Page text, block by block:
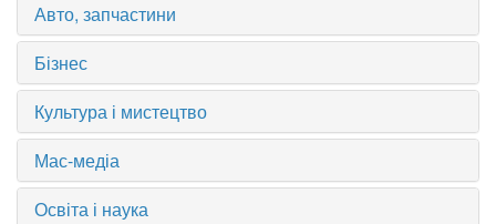
Авто, запчастини
Бізнес
Культура і мистецтво
Мас-медіа
Освіта і наука